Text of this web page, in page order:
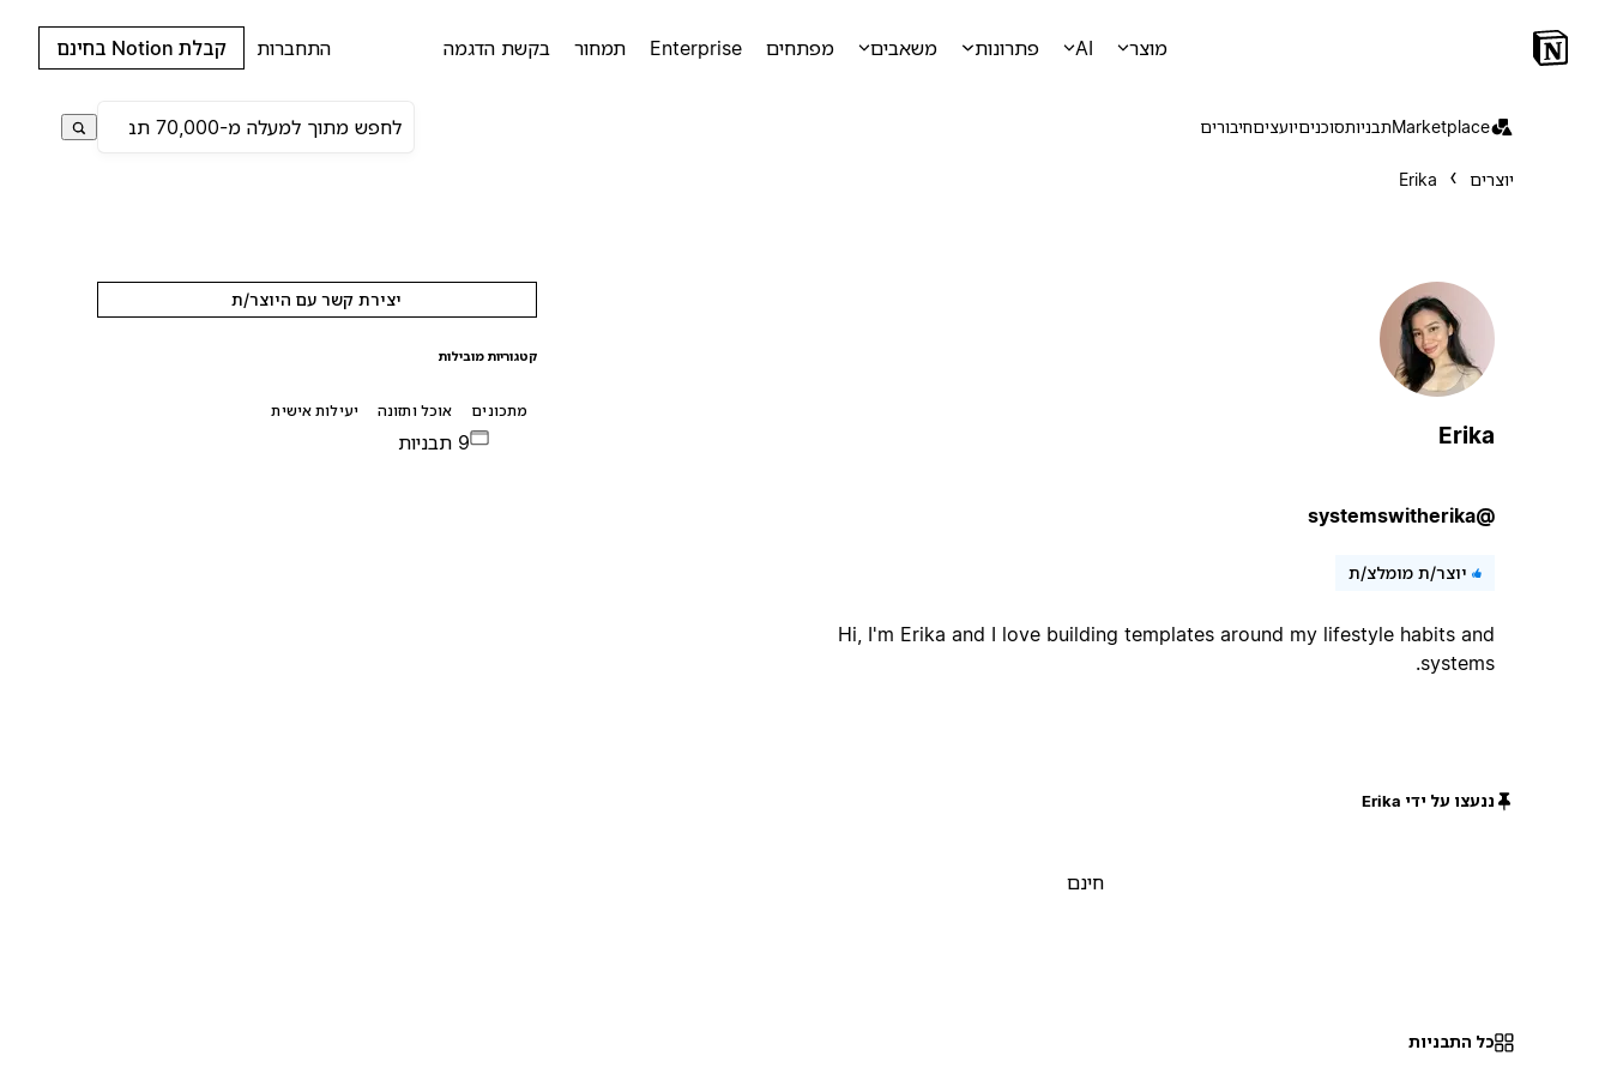
מוצר AI פתרונות משאבים מפתחים Enterprise תמחור בקשת הדגמה התחברות קבלת Notion בחינם
Marketplaceתבניותסוכניםיועציםחיבורים
יוצרים Erika
Erika
@systemswitherika
יוצר/ת מומלצ/ת
Hi, I'm Erika and I love building templates around my lifestyle habits and
systems.
יצירת קשר עם היוצר/ת
קטגוריות מובילות
מתכונים אוכל ותזונה יעילות אישית
9 תבניות
ננעצו על ידי Erika
חינם
כל התבניות